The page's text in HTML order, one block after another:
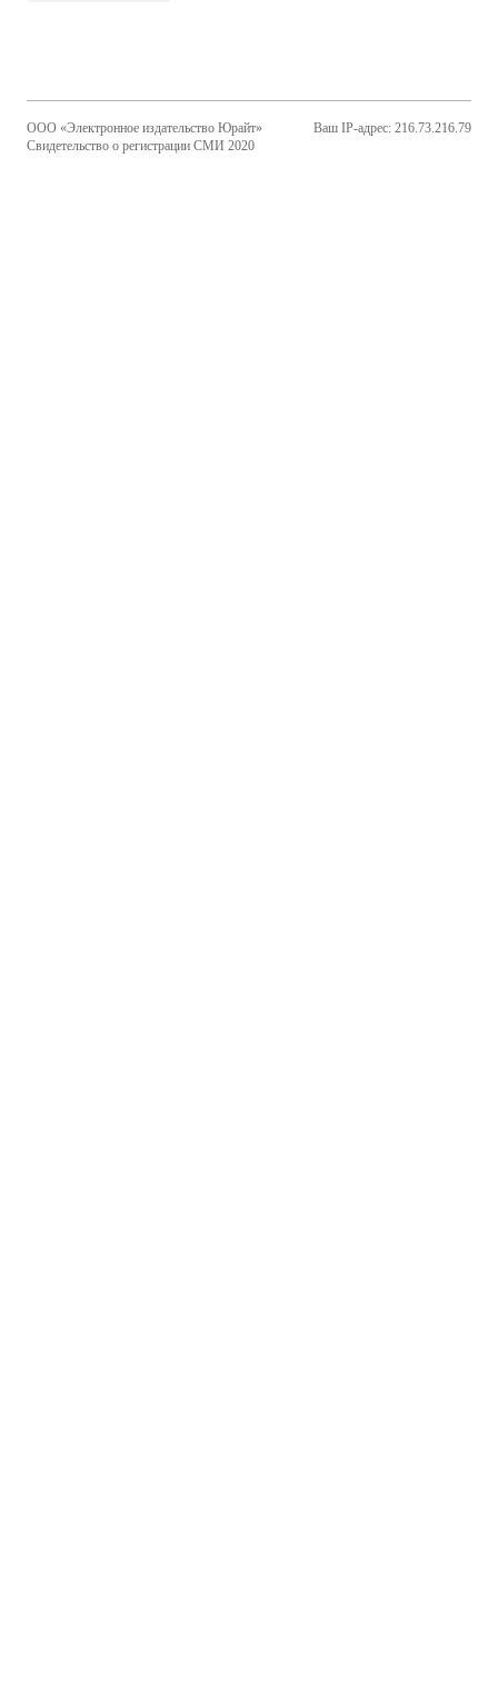
ООО «Электронное издательство Юрайт»
Свидетельство о регистрации СМИ 2020
Ваш IP-адрес: 216.73.216.79